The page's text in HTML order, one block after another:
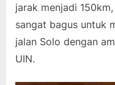
jarak menjadi
sangat bagus untuk
jalan Solo dengan
UIN.